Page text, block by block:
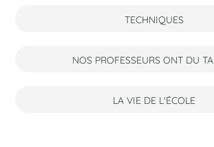
TECHNIQUES
NOS PROFESSEURS ONT DU
LA VIE DE L'ÉCOLE